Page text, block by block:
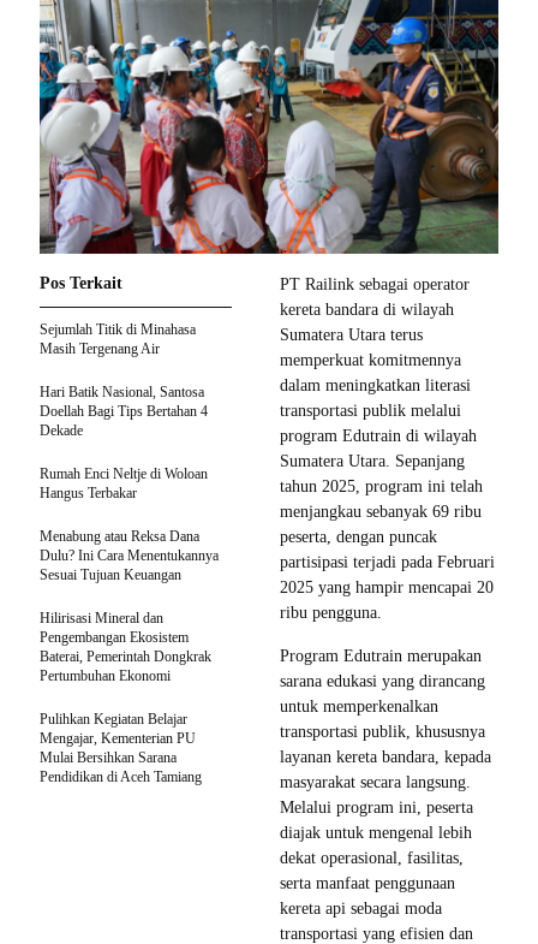
PT Railink sebagai operator
kereta bandara di wilayah
Sumatera Utara terus
memperkuat komitmennya
dalam meningkatkan literasi
transportasi publik melalui
program Edutrain di wilayah
Sumatera Utara. Sepanjang
tahun 2025, program ini telah
menjangkau sebanyak 69 ribu
peserta, dengan puncak
partisipasi terjadi pada Februari
2025 yang hampir mencapai 20
ribu pengguna.
Program Edutrain merupakan
sarana edukasi yang dirancang
untuk memperkenalkan
transportasi publik, khususnya
layanan kereta bandara, kepada
masyarakat secara langsung.
Melalui program ini, peserta
diajak untuk mengenal lebih
dekat operasional, fasilitas,
serta manfaat penggunaan
kereta api sebagai moda
transportasi yang efisien dan
Pos Terkait
Sejumlah Titik di Minahasa
Masih Tergenang Air
Hari Batik Nasional, Santosa
Doellah Bagi Tips Bertahan 4
Dekade
Rumah Enci Neltje di Woloan
Hangus Terbakar
Menabung atau Reksa Dana
Dulu? Ini Cara Menentukannya
Sesuai Tujuan Keuangan
Hilirisasi Mineral dan
Pengembangan Ekosistem
Baterai, Pemerintah Dongkrak
Pertumbuhan Ekonomi
Pulihkan Kegiatan Belajar
Mengajar, Kementerian PU
Mulai Bersihkan Sarana
Pendidikan di Aceh Tamiang